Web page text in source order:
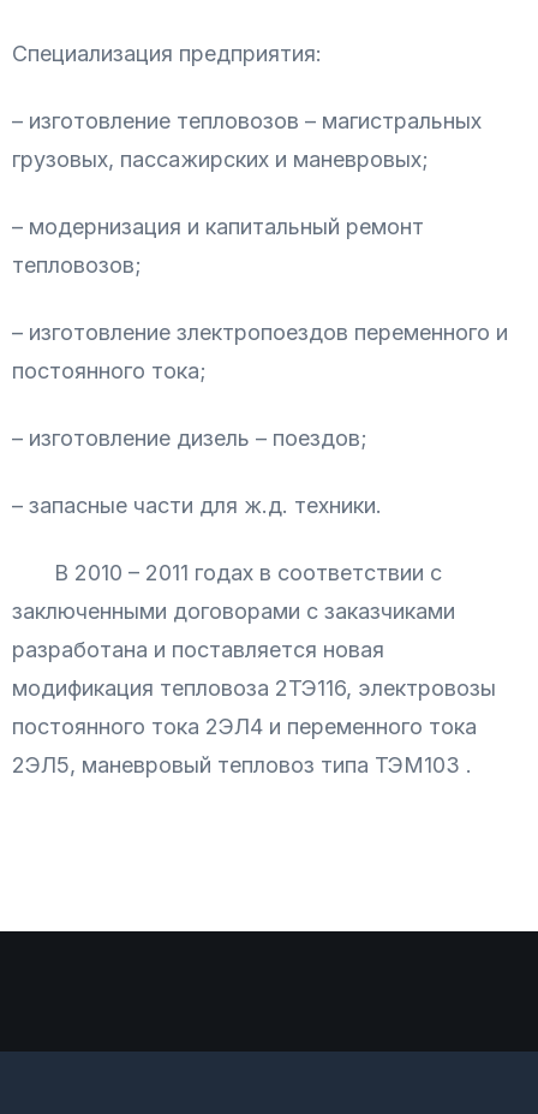
Специализация предприятия:
– изготовление тепловозов – магистральных
грузовых, пассажирских и маневровых;
– модернизация и капитальный ремонт
тепловозов;
– изготовление злектропоездов переменного и
постоянного тока;
– изготовление дизель – поездов;
– запасные части для ж.д. техники.
В 2010 – 2011 годах в соответствии с
заключенными договорами с заказчиками
разработана и поставляется новая
модификация тепловоза 2ТЭ116, электровозы
постоянного тока 2ЭЛ4 и переменного тока
2ЭЛ5, маневровый тепловоз типа ТЭМ103 .